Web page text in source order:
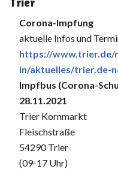
Corona-Impfung
aktuelle Infos und
https://www.trier.de/
in/aktuelles/trier.de-
Impfbus (Corona-
28.11.2021
Trier Kornmarkt
Fleischstraße
54290 Trier
(09-17 Uhr)